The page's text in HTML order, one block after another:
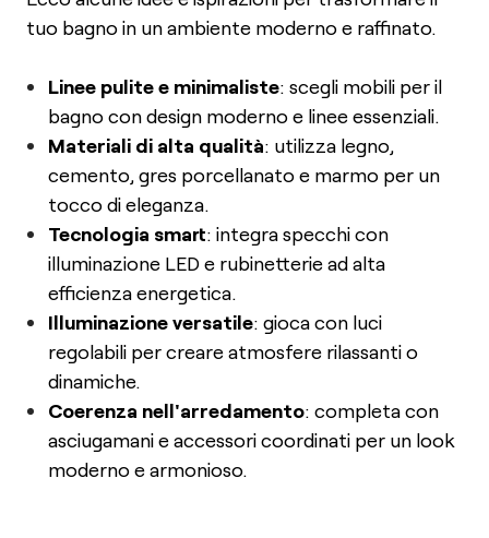
tuo bagno in un ambiente moderno e raffinato.
Linee pulite e minimaliste: scegli mobili per il
bagno con design moderno e linee essenziali.
Materiali di alta qualità: utilizza legno,
cemento, gres porcellanato e marmo per un
tocco di eleganza.
Tecnologia smart: integra specchi con
illuminazione LED e rubinetterie ad alta
efficienza energetica.
Illuminazione versatile: gioca con luci
regolabili per creare atmosfere rilassanti o
dinamiche.
Coerenza nell'arredamento: completa con
asciugamani e accessori coordinati per un look
moderno e armonioso.